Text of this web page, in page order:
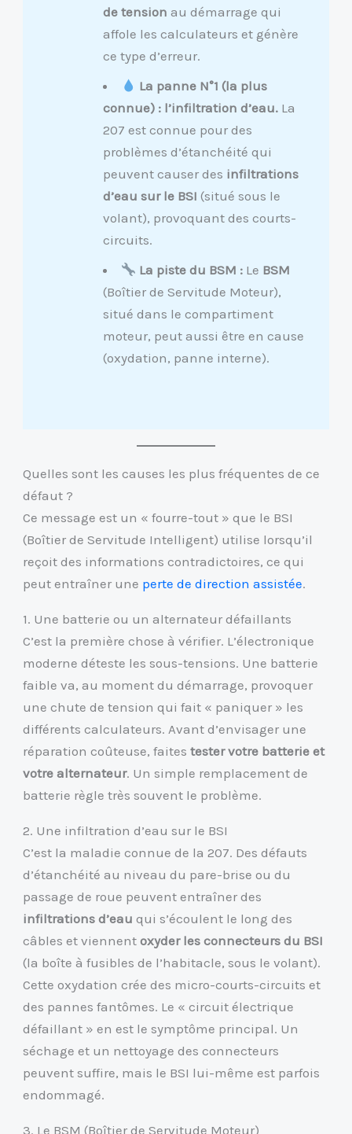
de tension au démarrage qui
affole les calculateurs et génère
ce type d’erreur.
La panne N°1 (la plus
connue) : l’infiltration d’eau.La
207 est connue pour des
problèmes d’étanchéité qui
peuvent causer des infiltrations
d’eau sur le BSI (situé sous le
volant), provoquant des courts-
circuits.
La piste du BSM : Le BSM
(Boîtier de Servitude Moteur),
situé dans le compartiment
moteur, peut aussi être en cause
(oxydation, panne interne).
Quelles sont les causes les plus fréquentes de ce
défaut ?
Ce message est un « fourre-tout » que le BSI
(Boîtier de Servitude Intelligent) utilise lorsqu’il
reçoit des informations contradictoires, ce qui
peut entraîner une perte de direction assistée.
1. Une batterie ou un alternateur défaillants
C’est la première chose à vérifier. L’électronique
moderne déteste les sous-tensions. Une batterie
faible va, au moment du démarrage, provoquer
une chute de tension qui fait « paniquer » les
différents calculateurs. Avant d’envisager une
réparation coûteuse, faitestester votre batterie et
votre alternateur. Un simple remplacement de
batterie règle très souvent le problème.
2. Une infiltration d’eau sur le BSI
C’est la maladie connue de la 207. Des défauts
d’étanchéité au niveau du pare-brise ou du
passage de roue peuvent entraîner des
infiltrations d’eau qui s’écoulent le long des
câbles et viennentoxyder les connecteurs du BSI
(la boîte à fusibles de l’habitacle, sous le volant).
Cette oxydation crée des micro-courts-circuits et
des pannes fantômes. Le « circuit électrique
défaillant » en est le symptôme principal. Un
séchage et un nettoyage des connecteurs
peuvent suffire, mais le BSI lui-même est parfois
endommagé.
3. Le BSM (Boîtier de Servitude Moteur)